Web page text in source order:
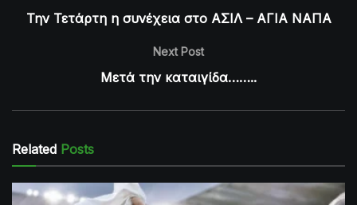
Την Τετάρτη η συνέχεια στο ΑΣΙΛ – ΑΓΙΑ ΝΑΠΑ
Next Post
Μετά την καταιγίδα……..
Related Posts